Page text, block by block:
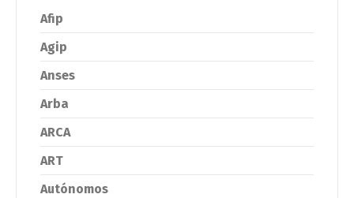
Afip
Agip
Anses
Arba
ARCA
ART
Autónomos